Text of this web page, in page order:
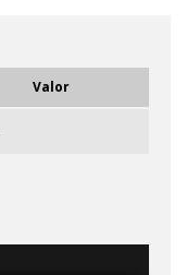
Valor